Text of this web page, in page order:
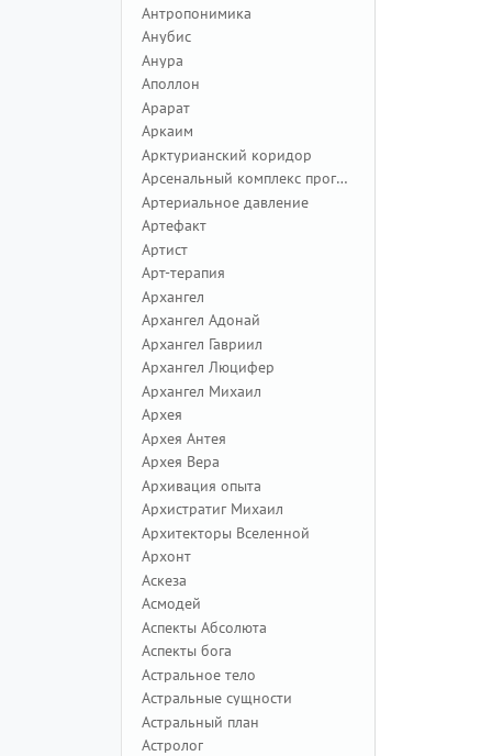
Антропонимика
Анубис
Анура
Аполлон
Арарат
Аркаим
Арктурианский коридор
Арсенальный комплекс программ
Артериальное давление
Артефакт
Артист
Арт-терапия
Архангел
Архангел Адонай
Архангел Гавриил
Архангел Люцифер
Архангел Михаил
Архея
Архея Антея
Архея Вера
Архивация опыта
Архистратиг Михаил
Архитекторы Вселенной
Архонт
Аскеза
Асмодей
Аспекты Абсолюта
Аспекты бога
Астральное тело
Астральные сущности
Астральный план
Астролог